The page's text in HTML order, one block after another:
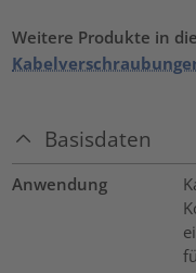
Weitere Produkte in
Basisdaten
Anwendung